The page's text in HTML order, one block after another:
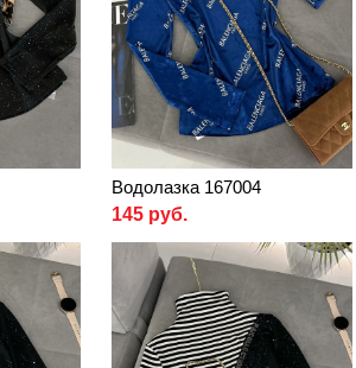
Водолазка 167004
145 руб.